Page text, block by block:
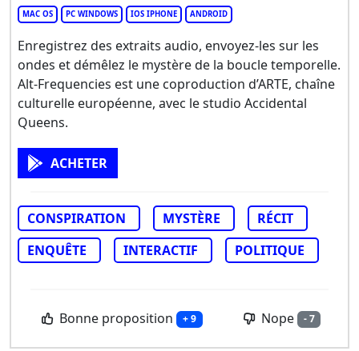
MAC OS PC WINDOWS IOS IPHONE ANDROID
Enregistrez des extraits audio, envoyez-les sur les
ondes et démêlez le mystère de la boucle temporelle.
Alt-Frequencies est une coproduction d’ARTE, chaîne
culturelle européenne, avec le studio Accidental
Queens.
ACHETER
CONSPIRATION MYSTÈRE
RÉCIT
ENQUÊTE
INTERACTIF POLITIQUE
Bonne proposition + 9 Nope - 7